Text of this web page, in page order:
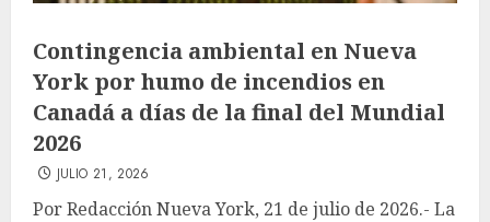
Contingencia ambiental en Nueva
York por humo de incendios en
Canadá a días de la final del Mundial
2026
JULIO 21, 2026
Por Redacción Nueva York, 21 de julio de 2026.- La